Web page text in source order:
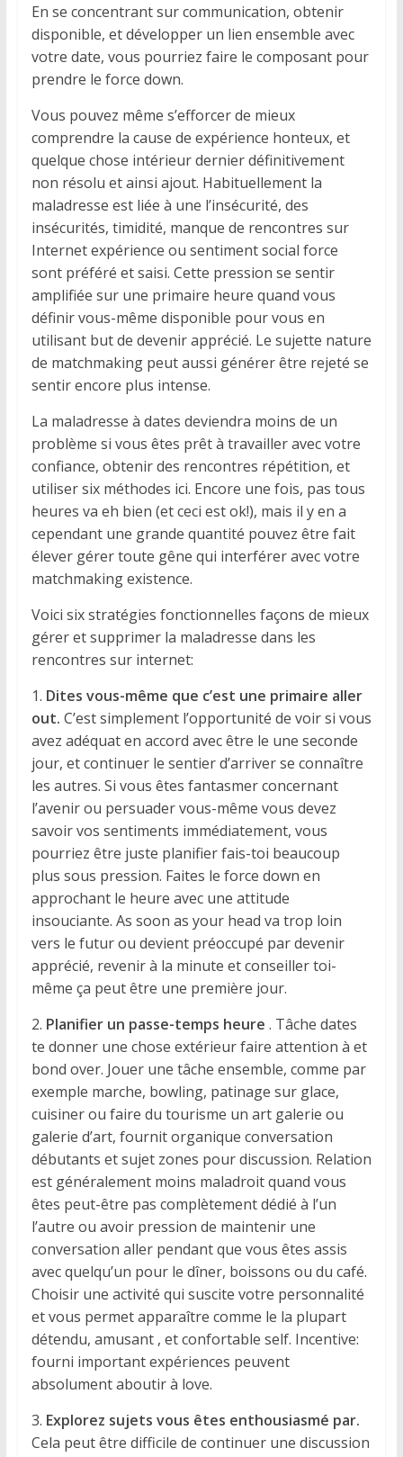
En se concentrant sur communication, obtenir
disponible, et développer un lien ensemble avec
votre date, vous pourriez faire le composant pour
prendre le force down.
Vous pouvez même s’efforcer de mieux
comprendre la cause de expérience honteux, et
quelque chose intérieur dernier définitivement
non résolu et ainsi ajout. Habituellement la
maladresse est liée à une l’insécurité, des
insécurités, timidité, manque de rencontres sur
Internet expérience ou sentiment social force
sont préféré et saisi. Cette pression se sentir
amplifiée sur une primaire heure quand vous
définir vous-même disponible pour vous en
utilisant but de devenir apprécié. Le sujette nature
de matchmaking peut aussi générer être rejeté se
sentir encore plus intense.
La maladresse à dates deviendra moins de un
problème si vous êtes prêt à travailler avec votre
confiance, obtenir des rencontres répétition, et
utiliser six méthodes ici. Encore une fois, pas tous
heures va eh bien (et ceci est ok!), mais il y en a
cependant une grande quantité pouvez être fait
élever gérer toute gêne qui interférer avec votre
matchmaking existence.
Voici six stratégies fonctionnelles façons de mieux
gérer et supprimer la maladresse dans les
rencontres sur internet:
1. Dites vous-même que c’est une primaire aller
out. C’est simplement l’opportunité de voir si vous
avez adéquat en accord avec être le une seconde
jour, et continuer le sentier d’arriver se connaître
les autres. Si vous êtes fantasmer concernant
l’avenir ou persuader vous-même vous devez
savoir vos sentiments immédiatement, vous
pourriez être juste planifier fais-toi beaucoup
plus sous pression. Faites le force down en
approchant le heure avec une attitude
insouciante. As soon as your head va trop loin
vers le futur ou devient préoccupé par devenir
apprécié, revenir à la minute et conseiller toi-
même ça peut être une première jour.
2. Planifier un passe-temps heure . Tâche dates
te donner une chose extérieur faire attention à et
bond over. Jouer une tâche ensemble, comme par
exemple marche, bowling, patinage sur glace,
cuisiner ou faire du tourisme un art galerie ou
galerie d’art, fournit organique conversation
débutants et sujet zones pour discussion. Relation
est généralement moins maladroit quand vous
êtes peut-être pas complètement dédié à l’un
l’autre ou avoir pression de maintenir une
conversation aller pendant que vous êtes assis
avec quelqu’un pour le dîner, boissons ou du café.
Choisir une activité qui suscite votre personnalité
et vous permet apparaître comme le la plupart
détendu, amusant , et confortable self. Incentive:
fourni important expériences peuvent
absolument aboutir à love.
3. Explorez sujets vous êtes enthousiasmé par.
Cela peut être difficile de continuer une discussion